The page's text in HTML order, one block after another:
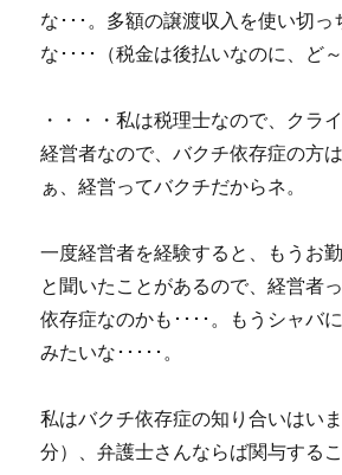
な･･･。多額の譲渡収入を使い切っ
な････（税金は後払いなのに、ど
・・・・私は税理士なので、クラ
経営者なので、バクチ依存症の方
ぁ、経営ってバクチだからネ。
一度経営者を経験すると、もうお
と聞いたことがあるので、経営者
依存症なのかも････。もうシャバ
みたいな･････。
私はバクチ依存症の知り合いはい
分）、弁護士さんならば関与する